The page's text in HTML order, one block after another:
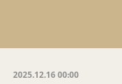
2025.12.16 00:00